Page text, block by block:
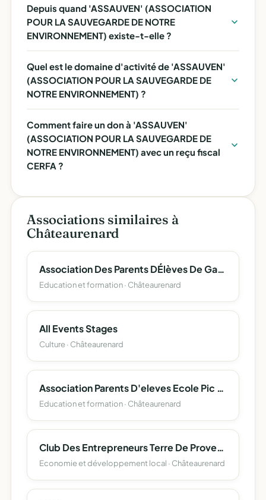
Depuis quand 'ASSAUVEN' (ASSOCIATION
POUR LA SAUVEGARDE DE NOTRE
ENVIRONNEMENT) existe-t-elle ?
Quel est le domaine d'activité de 'ASSAUVEN'
(ASSOCIATION POUR LA SAUVEGARDE DE
NOTRE ENVIRONNEMENT) ?
Comment faire un don à 'ASSAUVEN'
(ASSOCIATION POUR LA SAUVEGARDE DE
NOTRE ENVIRONNEMENT) avec un reçu fiscal
CERFA ?
Associations similaires à
Châteaurenard
Association Des Parents DÉlèves De Gabriel Péri (Apegp)
Education et formation · Châteaurenard
All Events Stages
Culture · Châteaurenard
Association Parents D'eleves Ecole Pic Chabaud
Education et formation · Châteaurenard
Club Des Entrepreneurs Terre De Provence
Economie et développement local · Châteaurenard